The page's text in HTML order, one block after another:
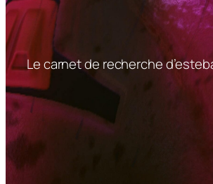
Le carnet de recherche